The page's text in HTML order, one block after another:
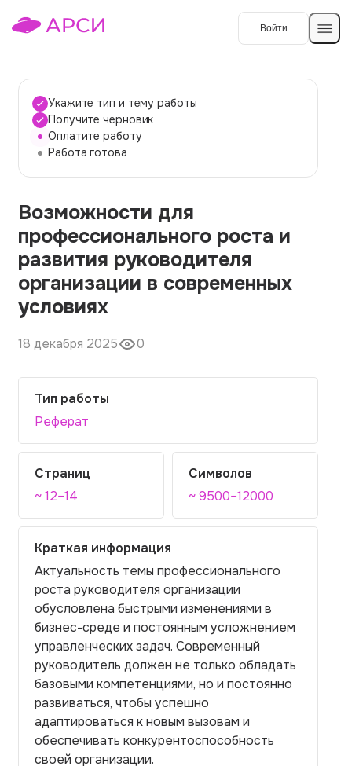
Войти
Темы работ
О сервисе
О компании
Наши гарантии
Порядок оплаты
Вопросы и ответы
Отзывы
Контакты
Укажите тип и тему работы
Получите черновик
Оплатите работу
Работа готова
Возможности для
профессионального роста и
развития руководителя
организации в современных
условиях
18 декабря 2025 0
Тип работы
Реферат
Страниц
~ 12–14
Символов
~ 9500–12000
Краткая информация
Актуальность темы профессионального
роста руководителя организации
обусловлена быстрыми изменениями в
бизнес-среде и постоянным усложнением
управленческих задач. Современный
руководитель должен не только обладать
базовыми компетенциями, но и постоянно
развиваться, чтобы успешно
адаптироваться к новым вызовам и
обеспечивать конкурентоспособность
своей организации.